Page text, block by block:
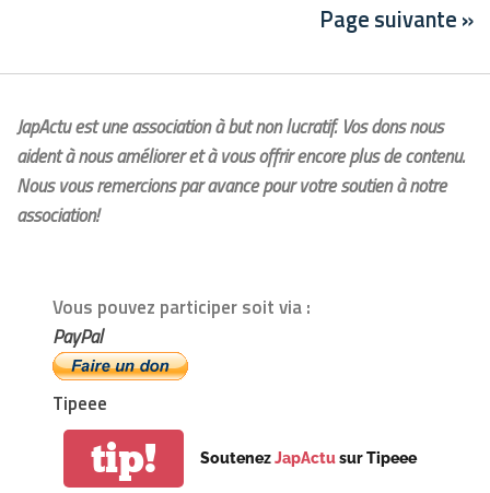
Page suivante »
JapActu est une association à but non lucratif. Vos dons nous
aident à nous améliorer et à vous offrir encore plus de contenu.
Nous vous remercions par avance pour votre soutien à notre
association!
Vous pouvez participer soit via :
PayPal
Tipeee
tip! SoutenezJapActusur Tipeee